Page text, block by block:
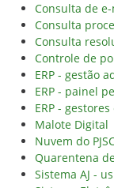
Consulta de
Consulta
Consulta
Controle de
ERP - gestão
ERP - painel
ERP -
Malote Digital
Nuvem do
Quarentena
Sistema AJ -